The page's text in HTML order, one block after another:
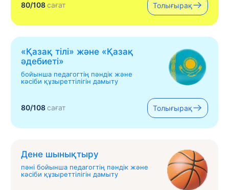
80/108сағат Толығырақ
«Қазақ тілі» жəне «Қазақ
əдебиеті»
бойынша педагогтің пәндік және
кәсіби құзыреттілігін дамыту
80/108сағат Толығырақ
Дене шынықтыру
пәні бойынша педагогтің пәндік және
кәсіби құзыреттілігін дамыту